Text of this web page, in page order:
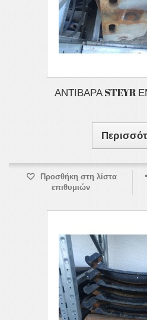
ΑΝΤΙΒΑΡΑ STEYR
Προσθήκη στη λίστα
επιθυμιών